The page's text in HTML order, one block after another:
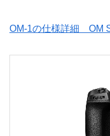
OM-1の仕様詳細 OM